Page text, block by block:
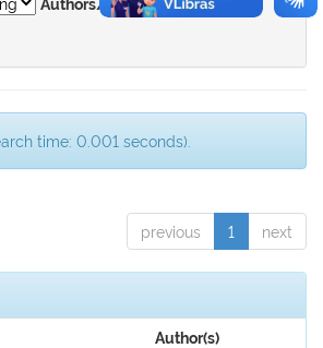
Authors/record
time: 0.001 seconds).
previous 1 next
Author(s)